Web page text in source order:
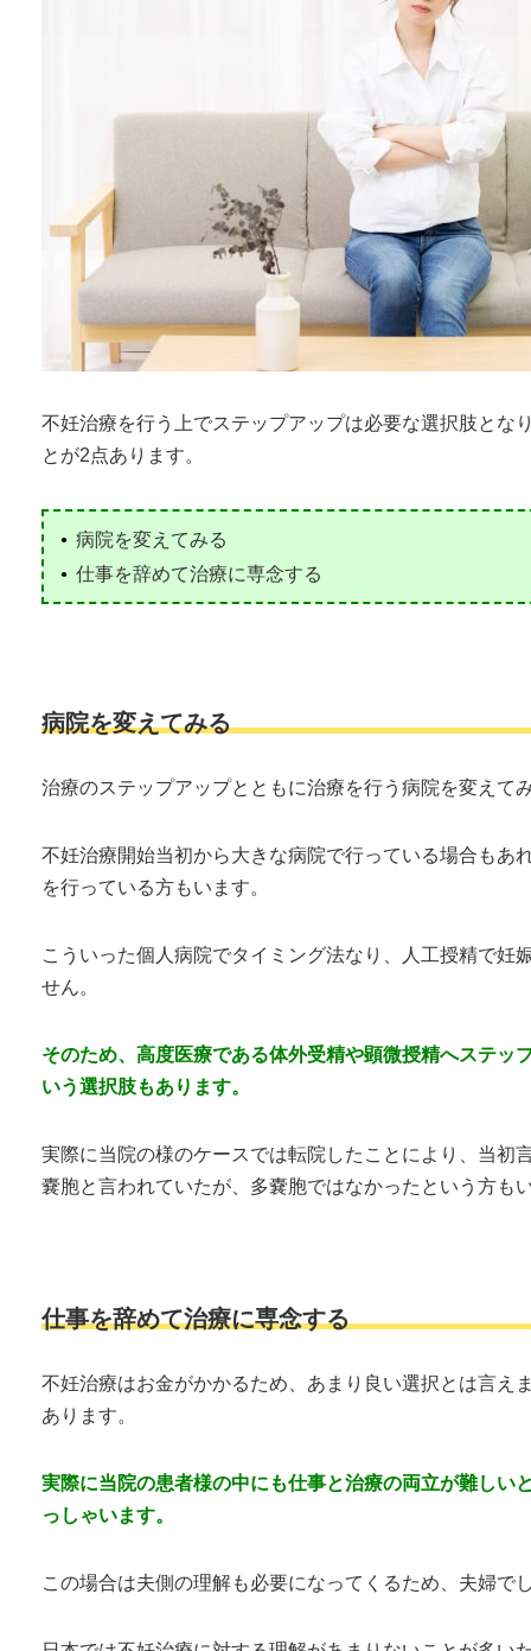
不妊治療を行う上でステップアップは必要な選択肢とな
とが2点あります。
病院を変えてみる
仕事を辞めて治療に専念する
病院を変えてみる
治療のステップアップとともに治療を行う病院を変えて
不妊治療開始当初から大きな病院で行っている場合もあ
を行っている方もいます。
こういった個人病院でタイミング法なり、人工授精で
せん。
そのため、高度医療である体外受精や顕微授精へステッ
いう選択肢もあります。
実際に当院の様のケースでは転院したことにより、当初
嚢胞と言われていたが、多嚢胞ではなかったという方も
仕事を辞めて治療に専念する
不妊治療はお金がかかるため、あまり良い選択とは言え
あります。
実際に当院の患者様の中にも仕事と治療の両立が難しい
っしゃいます。
この場合は夫側の理解も必要になってくるため、夫婦で